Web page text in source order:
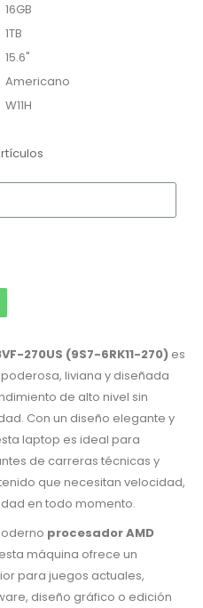
16GB
1TB
15.6"
Americano
W11H
270US (9S7-6RK11-270) es
liviana y diseñada
de alto nivel sin
Con un diseño elegante y
laptop es ideal para
de carreras técnicas y
que necesitan velocidad,
en todo momento.
procesador AMD
máquina ofrece un
para juegos actuales,
diseño gráfico o edición